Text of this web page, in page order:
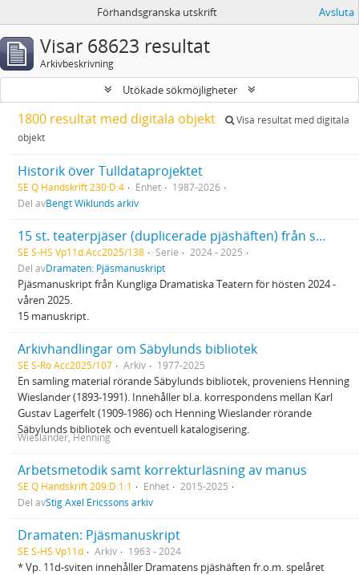
Förhandsgranska utskrift Avsluta
Visar 68623 resultat
Arkivbeskrivning
Utökade sökmöjligheter
1800 resultat med digitala objekt
Visa resultat med digitala
objekt
Historik över Tulldataprojektet
SE Q Handskrift 230:D:4 Enhet
1987-2026
Del avBengt Wiklunds arkiv
15 st. teaterpjäser (duplicerade pjäshäften) från spelåret 2024/2025
SE S-HS Vp11d:Acc2025/138 Serie
2024 - 2025
Del avDramaten: Pjäsmanuskript
Pjäsmanuskript från Kungliga Dramatiska Teatern för hösten 2024 -
våren 2025.
15 manuskript.
Arkivhandlingar om Säbylunds bibliotek
SE S-Ro Acc2025/107 Arkiv 1977-2025
En samling material rörande Säbylunds bibliotek, proveniens Henning
Wieslander (1893-1991). Innehåller bl.a. korrespondens mellan Karl
Gustav Lagerfelt (1909-1986) och Henning Wieslander rörande
Säbylunds bibliotek och eventuell katalogisering.
Wieslander, Henning
Arbetsmetodik samt korrekturläsning av manus
SE Q Handskrift 209:D:1:1 Enhet
2015-2025
Del avStig Axel Ericssons arkiv
Dramaten: Pjäsmanuskript
SE S-HS Vp11d Arkiv 1963 - 2024
* Vp. 11d-sviten innehåller Dramatens pjäshäften fr.o.m. spelåret